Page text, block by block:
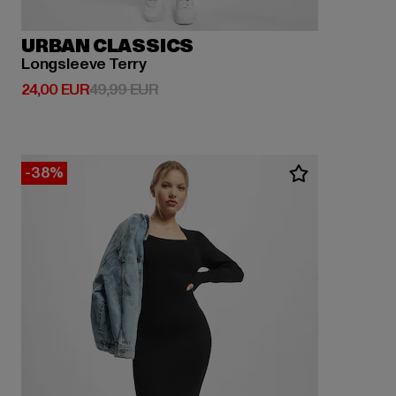
URBAN CLASSICS
Longsleeve Terry
24,00 EUR
Derzeitiger Preis: 24,00 EUR
49,99 EURAktionspreis: 49,99 EUR
-38%